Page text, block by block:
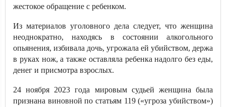
жестокое обращение с ребенком.
Из материалов уголовного дела следует, что женщина
неоднократно, находясь в состоянии алкогольного
опьянения, избивала дочь, угрожала ей убийством, держа
в руках нож, а также оставляла ребенка надолго без еды,
денег и присмотра взрослых.
24 ноября 2023 года мировым судьей женщина была
признана виновной по статьям 119 («угроза убийством»)